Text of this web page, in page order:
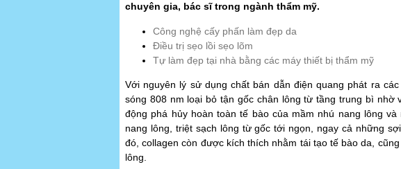
chuyên gia, bác sĩ trong ngành thẩm mỹ.
Công nghệ cấy phấn làm đẹp da
Điều trị sẹo lồi sẹo lõm
Tự làm đẹp tại nhà bằng các máy thiết bị thẩm mỹ
Với nguyên lý sử dụng chất bán dẫn điện quang phát ra
sóng 808 nm loại bỏ tận gốc chân lông từ tầng trung bì nhờ
động phá hủy hoàn toàn tế bào của mầm nhú nang lông
nang lông, triệt sạch lông từ gốc tới ngọn, ngay cả những
đó, collagen còn được kích thích nhằm tái tạo tế bào da,
lông.